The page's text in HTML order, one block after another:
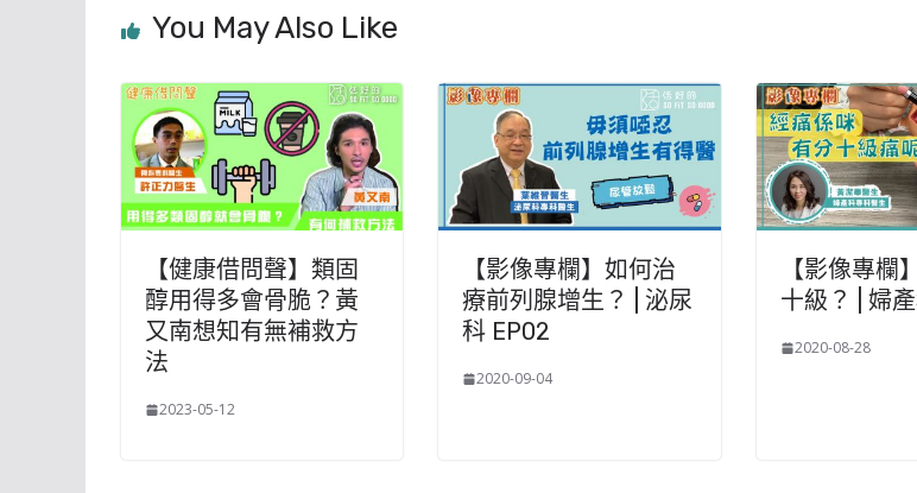
You May Also Like
【健康借問聲】類固
醇用得多會骨脆？黃
又南想知有無補救方
法
2023-05-12
【影像專欄】如何治
療前列腺增生？ | 泌尿
科 EP02
2020-09-04
【影像專欄
十級？ | 婦
2020-08-28